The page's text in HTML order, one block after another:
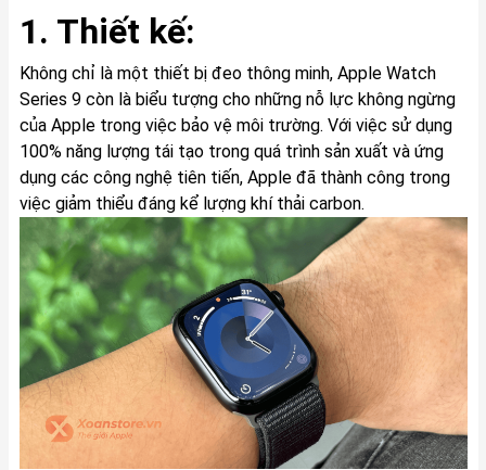
1. Thiết kế:
Không chỉ là một thiết bị đeo thông minh, Apple Watch
Series 9 còn là biểu tượng cho những nỗ lực không ngừng
của Apple trong việc bảo vệ môi trường. Với việc sử dụng
100% năng lượng tái tạo trong quá trình sản xuất và ứng
dụng các công nghệ tiên tiến, Apple đã thành công trong
việc giảm thiểu đáng kể lượng khí thải carbon.